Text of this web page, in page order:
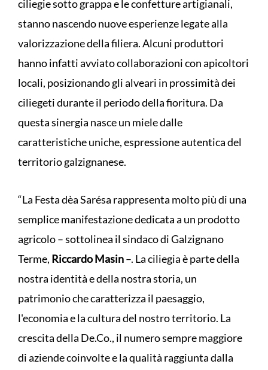
ciliegie sotto grappa e le confetture artigianali,
stanno nascendo nuove esperienze legate alla
valorizzazione della filiera. Alcuni produttori
hanno infatti avviato collaborazioni con apicoltori
locali, posizionando gli alveari in prossimità dei
ciliegeti durante il periodo della fioritura. Da
questa sinergia nasce un miele dalle
caratteristiche uniche, espressione autentica del
territorio galzignanese.
“La Festa dèa Sarésa rappresenta molto più di una
semplice manifestazione dedicata a un prodotto
agricolo – sottolinea il sindaco di Galzignano
Terme, Riccardo Masin–. La ciliegia è parte della
nostra identità e della nostra storia, un
patrimonio che caratterizza il paesaggio,
l'economia e la cultura del nostro territorio. La
crescita della De.Co., il numero sempre maggiore
di aziende coinvolte e la qualità raggiunta dalla